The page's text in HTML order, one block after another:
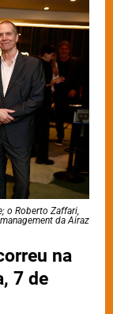
o Roberto Zaffari,
da Airaz
na
7 de